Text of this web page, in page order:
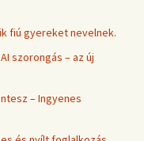
fiú gyereket nevelnek.
szorongás – az új
– Ingyenes